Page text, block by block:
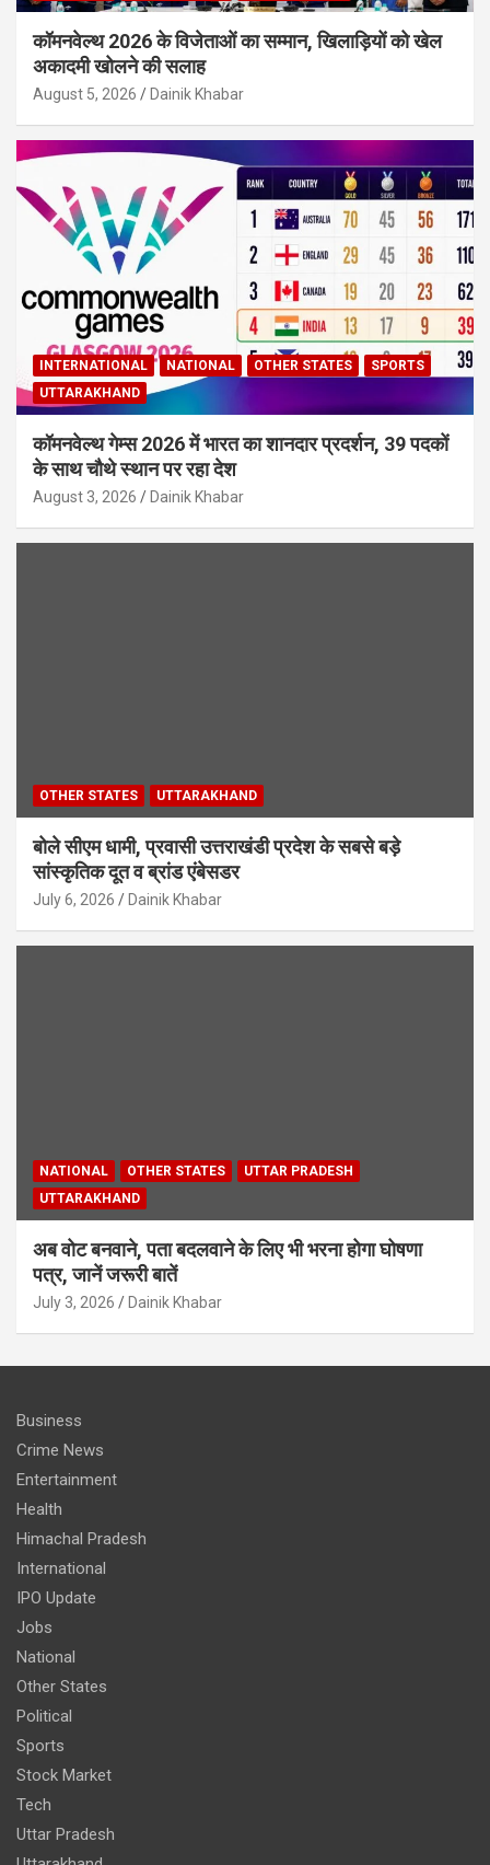
कॉमनवेल्थ 2026 के विजेताओं का सम्मान, खिलाड़ियों को खेल
अकादमी खोलने की सलाह
August 5, 2026 Dainik Khabar
INTERNATIONAL NATIONAL OTHER STATES
SPORTS
UTTARAKHAND
कॉमनवेल्थ गेम्स 2026 में भारत का शानदार प्रदर्शन, 39 पदकों
के साथ चौथे स्थान पर रहा देश
August 3, 2026 Dainik Khabar
OTHER STATES UTTARAKHAND
बोले सीएम धामी, प्रवासी उत्तराखंडी प्रदेश के सबसे बड़े
सांस्कृतिक दूत व ब्रांड एंबेसडर
July 6, 2026 Dainik Khabar
NATIONAL OTHER STATES
UTTAR PRADESH
UTTARAKHAND
अब वोट बनवाने, पता बदलवाने के लिए भी भरना होगा घोषणा
पत्र, जानें जरूरी बातें
July 3, 2026 Dainik Khabar
Business
Crime News
Entertainment
Health
Himachal Pradesh
International
IPO Update
Jobs
National
Other States
Political
Sports
Stock Market
Tech
Uttar Pradesh